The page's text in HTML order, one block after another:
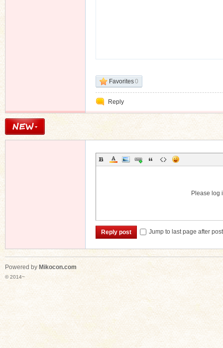
Favorites0
Reply
Please log
Reply post Jump to last page after
Powered by Mikocon.com
© 2014~